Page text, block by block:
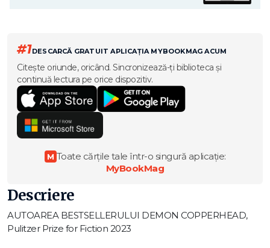
#1DESCARCĂ GRATUIT APLICAȚIA MYBOOKMAG ACUM
Citește oriunde, oricând. Sincronizează-ți biblioteca și
continuă lectura pe orice dispozitiv.
M Toate cărțile tale într-o singură aplicație:
MyBookMag
Descriere
AUTOAREA BESTSELLERULUI DEMON COPPERHEAD,
Pulitzer Prize for Fiction 2023